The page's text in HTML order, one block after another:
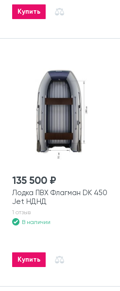
Купить
135 500 ₽
Лодка ПВХ Флагман DK 450
Jet НДНД
1 отзыв
В наличии
Купить